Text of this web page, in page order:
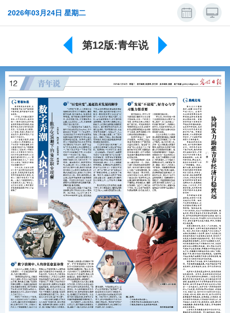
2026年03月24日 星期二
第12版:青年说